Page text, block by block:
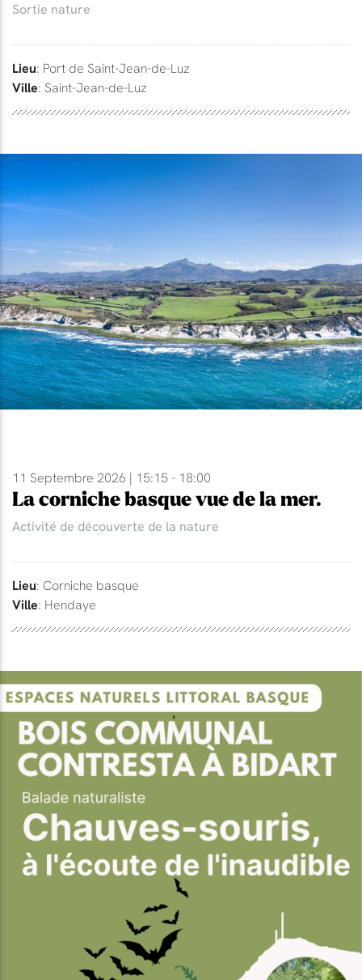
Sortie nature
Lieu: Port de Saint-Jean-de-Luz
Ville: Saint-Jean-de-Luz
11 Septembre 2026 | 15:15 - 18:00
La corniche basque vue de la mer.
Activité de découverte de la nature
Lieu: Corniche basque
Ville: Hendaye